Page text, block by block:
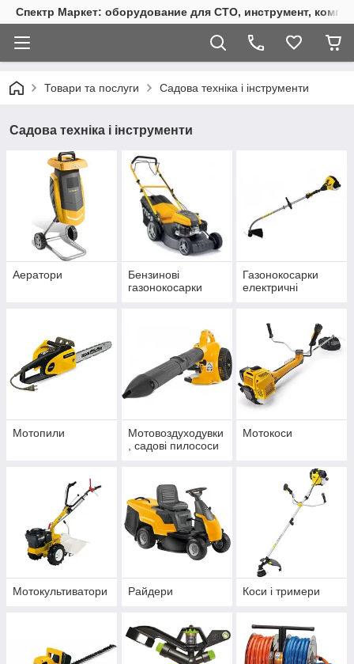
Спектр Маркет: оборудование для СТО, инструмент,
Товари та послуги Садова техніка і інструменти
Садова техніка і інструменти
Аератори
Бензинові
газонокосарки
Газонокосарки
електричні
Мотопили
Мотовоздуходувки
, садові пилососи
Мотокоси
Мотокультиватори Райдери Коси і тримери